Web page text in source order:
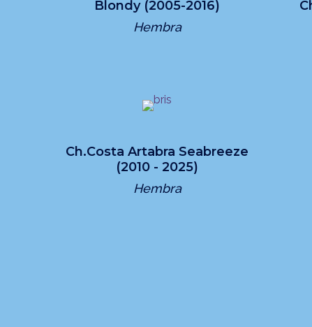
Blondy (2005-2016)
Hembra
Ch.Costa Artabra Seabreeze
(2010 - 2025)
Hembra